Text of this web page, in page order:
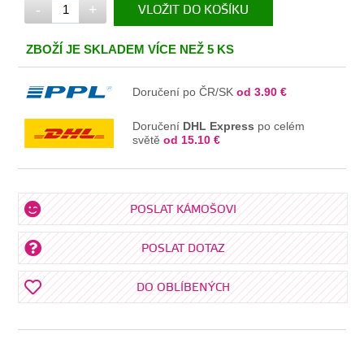
- + VLOŽIT DO KOŠÍKU
V KOŠÍKU
ZBOŽÍ JE SKLADEM VÍCE NEŽ 5 KS
Doručení po ČR/SKod 3.90 €
Doručení DHL Express po celém
světěod 15.10 €
POSLAT KÁMOŠOVI
POSLAT DOTAZ
DO OBLÍBENÝCH